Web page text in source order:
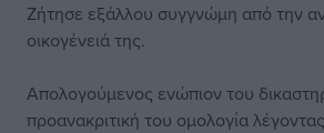
Ζήτησε εξάλλου συγγνώμη από την
οικογένειά της.
Απολογούμενος ενώπιον του
προανακριτική του ομολογία